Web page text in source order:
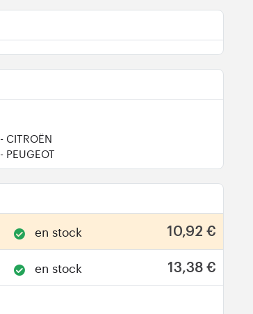
- CITROËN
- PEUGEOT
en stock 10,92 €
en stock 13,38 €